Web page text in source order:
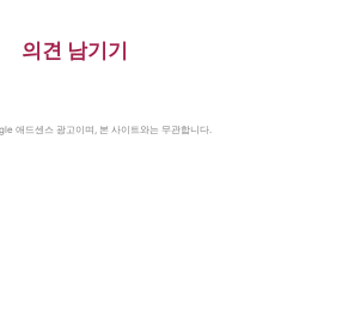
의견 남기기
애드센스 광고이며, 본 사이트와는 무관합니다.